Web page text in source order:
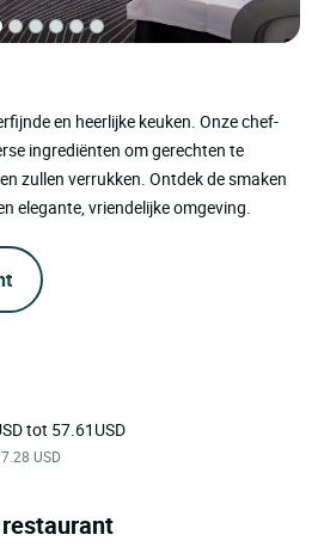
en heerlijke keuken. Onze chef-
ingrediënten om gerechten te
zullen verrukken. Ontdek de smaken
elegante, vriendelijke omgeving.
tot 57.61USD
USD